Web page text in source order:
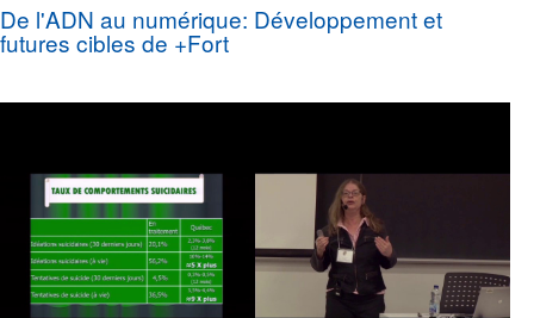
De l'ADN au numérique: Développement et
futures cibles de +Fort